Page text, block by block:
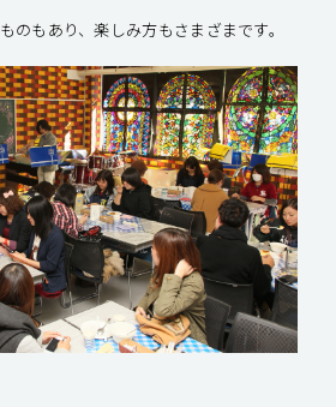
のもあり、楽しみ方もさまざまです。